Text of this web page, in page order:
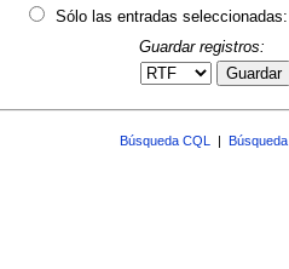
Sólo las entradas seleccionadas:
Guardar registros:
Guardar
Búsqueda CQL